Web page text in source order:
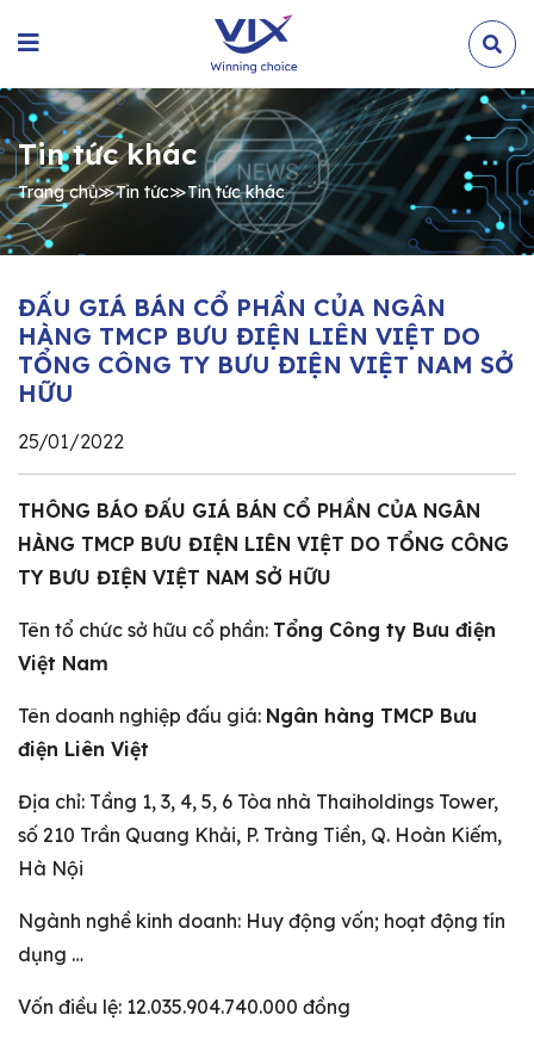
Tin tức khác
Trang chủ≫Tin tức≫Tin tức khác
ĐẤU GIÁ BÁN CỔ PHẦN CỦA NGÂN
HÀNG TMCP BƯU ĐIỆN LIÊN VIỆT DO
TỔNG CÔNG TY BƯU ĐIỆN VIỆT NAM SỞ
HỮU
25/01/2022
THÔNG BÁO ĐẤU GIÁ BÁN CỔ PHẦN CỦA NGÂN
HÀNG TMCP BƯU ĐIỆN LIÊN VIỆT DO TỔNG CÔNG
TY BƯU ĐIỆN VIỆT NAM SỞ HỮU
Tên tổ chức sở hữu cổ phần: Tổng Công ty Bưu điện
Việt Nam
Tên doanh nghiệp đấu giá: Ngân hàng TMCP Bưu
điện Liên Việt
Địa chỉ: Tầng 1, 3, 4, 5, 6 Tòa nhà Thaiholdings Tower,
số 210 Trần Quang Khải, P. Tràng Tiền, Q. Hoàn Kiếm,
Hà Nội
Ngành nghề kinh doanh: Huy động vốn; hoạt động tín
dụng …
Vốn điều lệ: 12.035.904.740.000 đồng